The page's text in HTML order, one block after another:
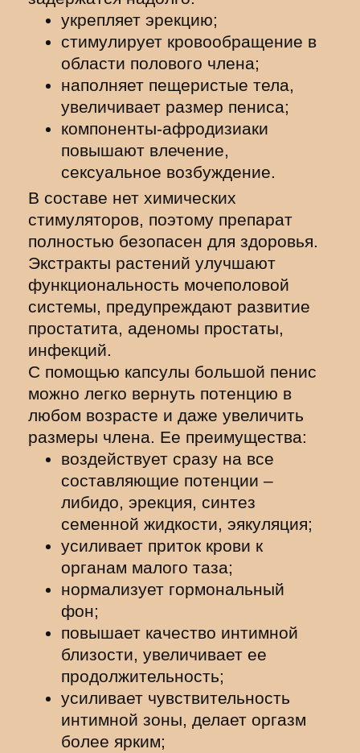
укрепляет эрекцию;
стимулирует кровообращение в
области полового члена;
наполняет пещеристые тела,
увеличивает размер пениса;
компоненты-афродизиаки
повышают влечение,
сексуальное возбуждение.
В составе нет химических
стимуляторов, поэтому препарат
полностью безопасен для здоровья.
Экстракты растений улучшают
функциональность мочеполовой
системы, предупреждают развитие
простатита, аденомы простаты,
инфекций.
С помощью капсулы большой пенис
можно легко вернуть потенцию в
любом возрасте и даже увеличить
размеры члена. Ее преимущества:
воздействует сразу на все
составляющие потенции –
либидо, эрекция, синтез
семенной жидкости, эякуляция;
усиливает приток крови к
органам малого таза;
нормализует гормональный
фон;
повышает качество интимной
близости, увеличивает ее
продолжительность;
усиливает чувствительность
интимной зоны, делает оргазм
более ярким;